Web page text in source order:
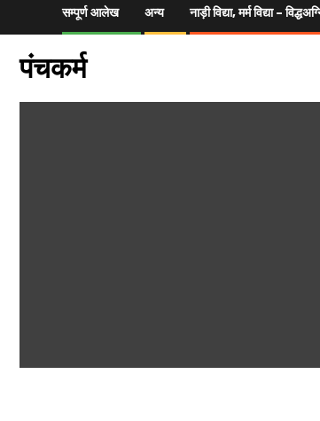
सम्पूर्ण आलेख अन्य नाड़ी विद्या, मर्म विद्या –
सम्पूर्ण आलेख पंचकर्म
पंचकर्म